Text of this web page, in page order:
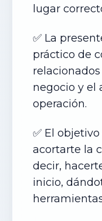
lugar
✅ La
práctico de
negocio y el
operación.
✅ El
acortarte la
decir,
inicio,